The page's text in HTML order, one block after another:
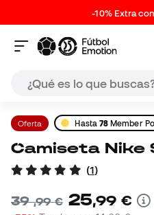
-10% Extra
Oferta Hasta 78 Member
Camiseta
(1)
39,99 € 25,99 €